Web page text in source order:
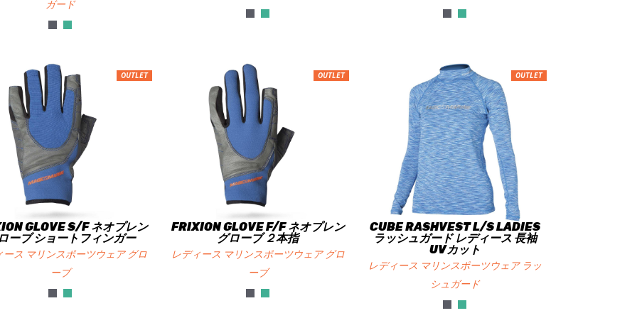
ガード
OUTLET
GLOVE S/F ネオプレン
ーブ ショートフィンガー
ース マリンスポーツウェア グロ
ーブ
OUTLET
FRIXION GLOVE F/F ネオプレン
グローブ ２本指
レディース マリンスポーツウェア グロ
ーブ
OUTLET
CUBE RASHVEST L/S LADIES
ラッシュガード レディース 長袖
UVカット
レディース マリンスポーツウェア ラッ
シュガード